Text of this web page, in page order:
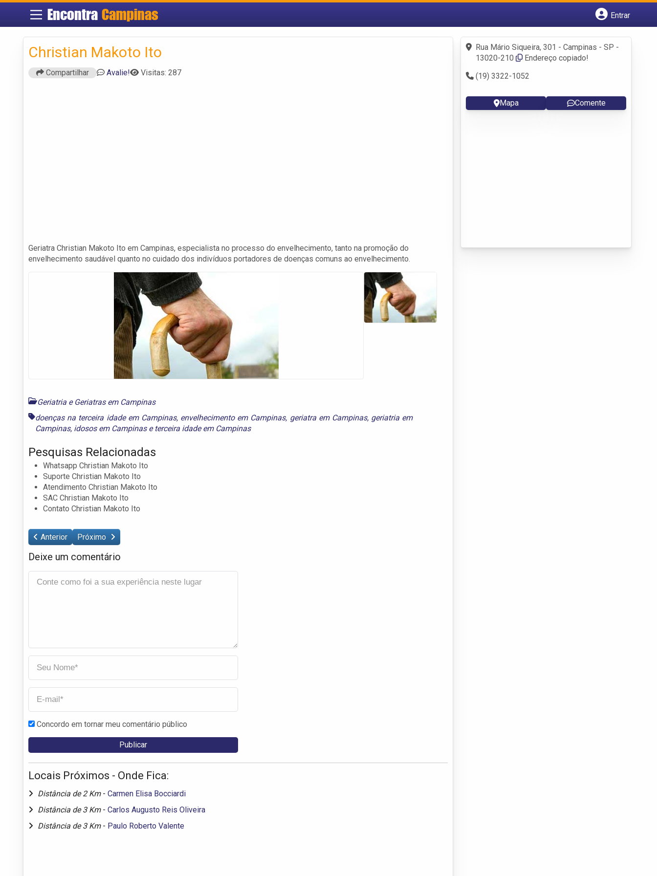
EncontraCampinas
Entrar
Fazer login
Criar conta
Christian Makoto Ito
Compartilhar Avalie! Visitas: 287
Geriatra Christian Makoto Ito em Campinas, especialista no processo do envelhecimento, tanto na promoção do
envelhecimento saudável quanto no cuidado dos indivíduos portadores de doenças comuns ao envelhecimento.
Geriatria e Geriatras em Campinas
doenças na terceira idade em Campinas, envelhecimento em Campinas, geriatra em Campinas, geriatria em
Campinas, idosos em Campinase terceira idade em Campinas
Pesquisas Relacionadas
Whatsapp Christian Makoto Ito
Suporte Christian Makoto Ito
Atendimento Christian Makoto Ito
SAC Christian Makoto Ito
Contato Christian Makoto Ito
Anterior Próximo
Deixe um comentário
Concordo em tornar meu comentário público
Locais Próximos - Onde Fica:
Distância de 2 Km - Carmen Elisa Bocciardi
Distância de 3 Km - Carlos Augusto Reis Oliveira
Distância de 3 Km - Paulo Roberto Valente
Rua Mário Siqueira, 301 - Campinas - SP -
13020-210
Endereço copiado!
(19) 3322-1052
Mapa Comente